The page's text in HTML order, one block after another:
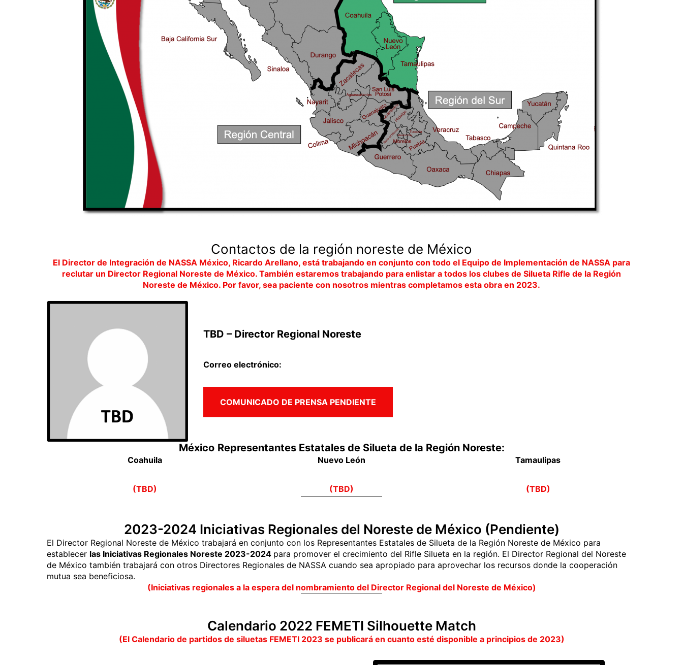
Contactos de la región noreste de México
El Director de Integración de NASSA México, Ricardo Arellano, está trabajando en conjunto con todo el Equipo de Implementación de NASSA para
reclutar un Director Regional Noreste de México. También estaremos trabajando para enlistar a todos los clubes de Silueta Rifle de la Región
Noreste de México. Por favor, sea paciente con nosotros mientras completamos esta obra en 2023.
TBD – Director Regional Noreste
Correo electrónico:
COMUNICADO DE PRENSA PENDIENTE
México Representantes Estatales de Silueta de la Región Noreste:
Coahuila
(TBD)
Nuevo León
(TBD)
Tamaulipas
(TBD)
2023-2024 Iniciativas Regionales del Noreste de México (Pendiente)
El Director Regional Noreste de México trabajará en conjunto con los Representantes Estatales de Silueta de la Región Noreste de México para
establecer las Iniciativas Regionales Noreste 2023-2024 para promover el crecimiento del Rifle Silueta en la región. El Director Regional del Noreste
de México también trabajará con otros Directores Regionales de NASSA cuando sea apropiado para aprovechar los recursos donde la cooperación
mutua sea beneficiosa.
(Iniciativas regionales a la espera del nombramiento del Director Regional del Noreste de México)
Calendario 2022 FEMETI Silhouette Match
(El Calendario de partidos de siluetas FEMETI 2023 se publicará en cuanto esté disponible a principios de 2023)